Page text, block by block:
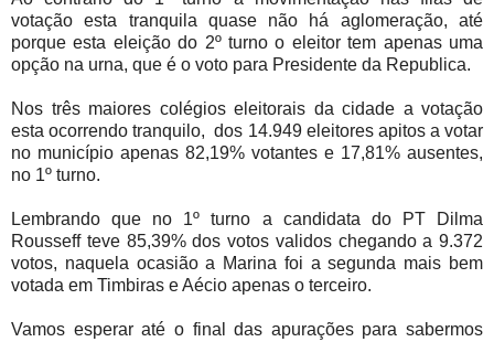
votação esta tranquila quase não há aglomeração, até
porque esta eleição do 2º turno o eleitor tem apenas uma
opção na urna, que é o voto para Presidente da Republica.
Nos três maiores colégios eleitorais da cidade a votação
esta ocorrendo tranquilo, dos 14.949 eleitores apitos a votar
no município apenas 82,19% votantes e 17,81% ausentes,
no 1º turno.
Lembrando que no 1º turno a candidata do PT Dilma
Rousseff teve 85,39% dos votos validos chegando a 9.372
votos, naquela ocasião a Marina foi a segunda mais bem
votada em Timbiras e Aécio apenas o terceiro.
Vamos esperar até o final das apurações para sabermos